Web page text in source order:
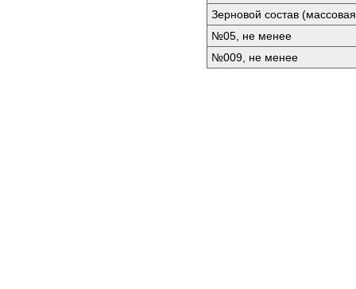
Зерновой состав
№05, не менее
№009, не менее